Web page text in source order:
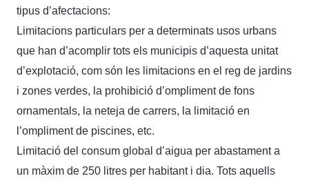
tipus d’afectacions:
Limitacions particulars per a determinats usos urbans
que han d’acomplir tots els municipis d’aquesta unitat
d’explotació, com són les limitacions en el reg de jardins
i zones verdes, la prohibició d’ompliment de fons
ornamentals, la neteja de carrers, la limitació en
l’ompliment de piscines, etc.
Limitació del consum global d’aigua per abastament a
un màxim de 250 litres per habitant i dia. Tots aquells